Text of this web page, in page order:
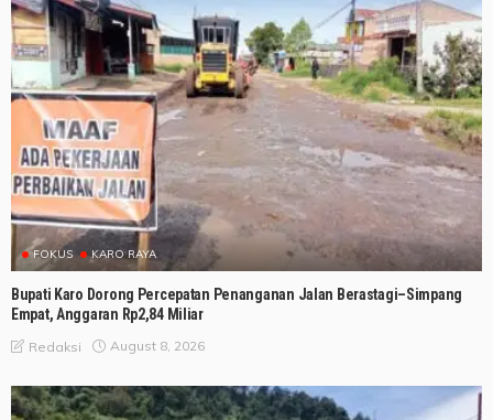
FOKUS KARO RAYA
Bupati Karo Dorong Percepatan Penanganan Jalan Berastagi–Simpang
Empat, Anggaran Rp2,84 Miliar
Redaksi August 8, 2026